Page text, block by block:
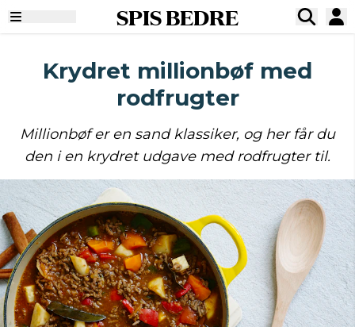
SPIS BEDRE
Krydret millionbøf med
rodfrugter
Millionbøf er en sand klassiker, og her får du
den i en krydret udgave med rodfrugter til.